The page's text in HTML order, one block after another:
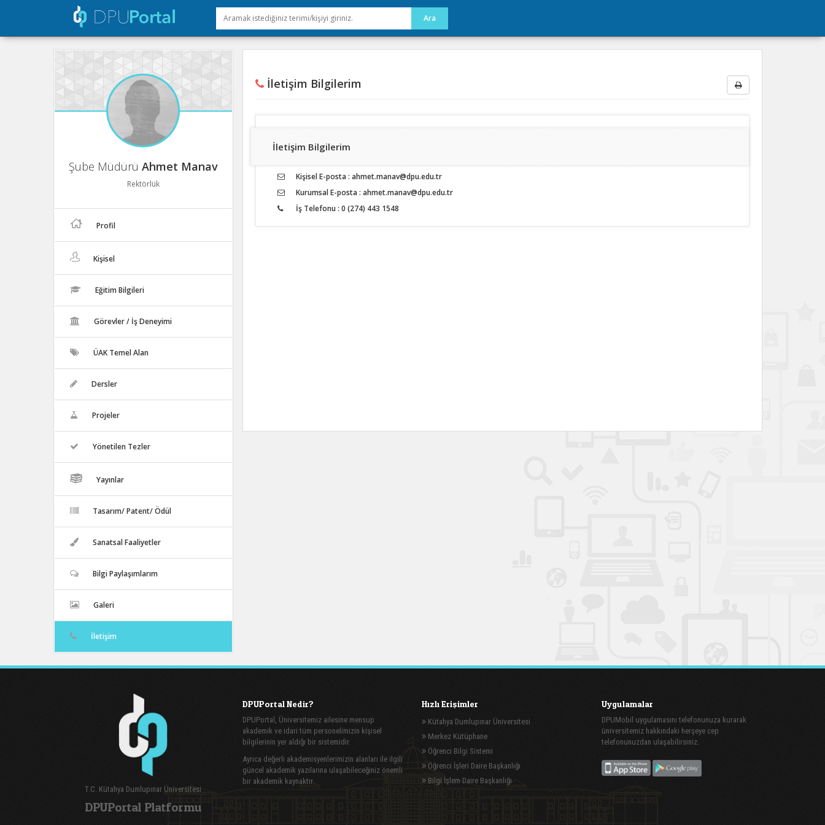
Şube Müdürü Ahmet Manav
Rektörlük
Profil
Kişisel
Eğitim Bilgileri
Görevler / İş Deneyimi
ÜAK Temel Alan
Dersler
Projeler
Yönetilen Tezler
Yayınlar
Tasarım/ Patent/ Ödül
Sanatsal Faaliyetler
Bilgi Paylaşımlarım
Galeri
İletişim
İletişim Bilgilerim
İletişim Bilgilerim
Kişisel E-posta : ahmet.manav@dpu.edu.tr
Kurumsal E-posta : ahmet.manav@dpu.edu.tr
İş Telefonu : 0 (274) 443 1548
T.C. Kütahya Dumlupınar Üniversitesi
DPUPortal Platformu
DPUPortal Nedir?
DPUPortal, Üniversitemiz ailesine mensup
akademik ve idari tüm personelimizin kişisel
bilgilerinin yer aldığı bir sistemidir.
Ayrıca değerli akademisyenlerimizin alanları ile ilgili
güncel akademik yazılarına ulaşabileceğiniz önemli
bir akademik kaynaktır.
Hızlı Erişimler
Kütahya Dumlupınar Üniversitesi
Merkez Kütüphane
Öğrenci Bilgi Sistemi
Öğrenci İşleri Daire Başkanlığı
Bilgi İşlem Daire Başkanlığı
Uygulamalar
DPUMobil uygulamasını telefonunuza kurarak
üniversitemiz hakkındaki herşeye cep
telefonunuzdan ulaşabilirsiniz.